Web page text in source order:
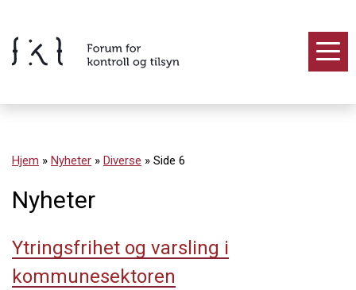
innholdet
Hjem » Nyheter » Diverse » Side 6
Nyheter
Ytringsfrihet og varsling i
kommunesektoren